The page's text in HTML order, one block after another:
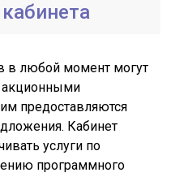
в любой момент могут
акционными
предоставляются
Кабинет
услуги по
программного